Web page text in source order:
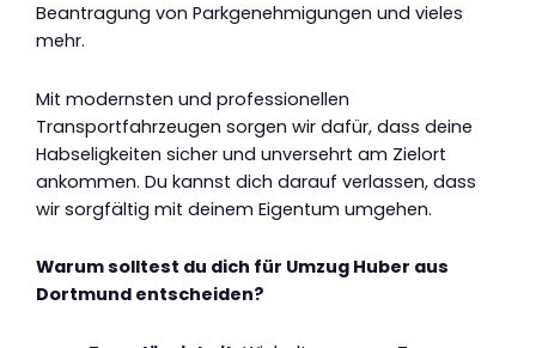
Beantragung von Parkgenehmigungen und vieles
mehr.
Mit modernsten und professionellen
Transportfahrzeugen sorgen wir dafür, dass deine
Habseligkeiten sicher und unversehrt am Zielort
ankommen. Du kannst dich darauf verlassen, dass
wir sorgfältig mit deinem Eigentum umgehen.
Warum solltest du dich für Umzug Huber aus
Dortmund entscheiden?